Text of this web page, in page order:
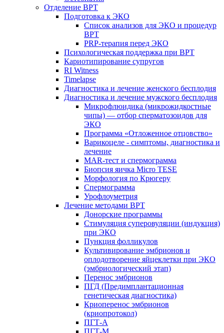
Отделение ВРТ
Подготовка к ЭКО
Список анализов для ЭКО и процедур
ВРТ
PRP-терапия перед ЭКО
Психологическая поддержка при ВРТ
Кариотипирование супругов
RI Witness
Timelapse
Диагностика и лечение женского бесплодия
Диагностика и лечение мужского бесплодия
Микрофлюидика (микрожидкостные
чипы) — отбор сперматозоидов для
ЭКО
Программа «Отложенное отцовство»
Варикоцеле - симптомы, диагностика и
лечение
MAR-тест и спермограмма
Биопсия яичка Micro TESE
Морфология по Крюгеру
Спермограмма
Урофлоуметрия
Лечение методами ВРТ
Донорские программы
Стимуляция суперовуляции (индукция)
при ЭКО
Пункция фолликулов
Культивирование эмбрионов и
оплодотворение яйцеклетки при ЭКО
(эмбриологический этап)
Перенос эмбрионов
ПГД (Предимплантационная
генетическая диагностика)
Криоперенос эмбрионов
(криопротокол)
ПГТ-А
ПГТ-М